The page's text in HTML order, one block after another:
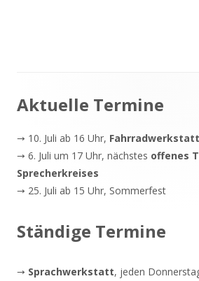
Haupt-
Seitenleiste
Aktuelle Termine
→ 10. Juli ab 16 Uhr, Fahrradwerkstatt
→ 6. Juli um 17 Uhr, nächstes offenes
Sprecherkreises
→ 25. Juli ab 15 Uhr, Sommerfest
Ständige Termine
→ Sprachwerkstatt, jeden